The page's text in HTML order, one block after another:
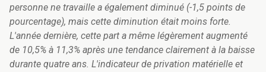
personne ne travaille a également diminué (-1,5 points de
pourcentage), mais cette diminution était moins forte.
L'année dernière, cette part a même légèrement augmenté
de 10,5% à 11,3% après une tendance clairement à la baisse
durante quatre ans. L'indicateur de privation matérielle et